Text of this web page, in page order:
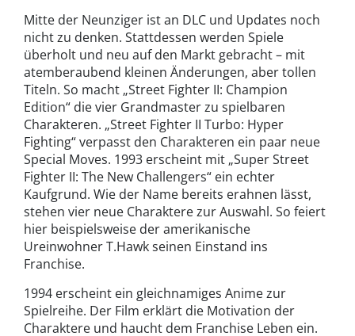
Mitte der Neunziger ist an DLC und Updates noch
nicht zu denken. Stattdessen werden Spiele
überholt und neu auf den Markt gebracht – mit
atemberaubend kleinen Änderungen, aber tollen
Titeln. So macht „Street Fighter II: Champion
Edition“ die vier Grandmaster zu spielbaren
Charakteren. „Street Fighter II Turbo: Hyper
Fighting“ verpasst den Charakteren ein paar neue
Special Moves. 1993 erscheint mit „Super Street
Fighter II: The New Challengers“ ein echter
Kaufgrund. Wie der Name bereits erahnen lässt,
stehen vier neue Charaktere zur Auswahl. So feiert
hier beispielsweise der amerikanische
Ureinwohner T.Hawk seinen Einstand ins
Franchise.
1994 erscheint ein gleichnamiges Anime zur
Spielreihe. Der Film erklärt die Motivation der
Charaktere und haucht dem Franchise Leben ein.